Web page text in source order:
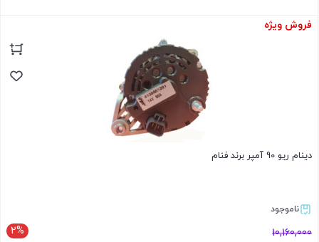
بستن
فروش ویژه
دینام ریو 90 آمپر برند فنام
ناموجود
2% 10,160,000